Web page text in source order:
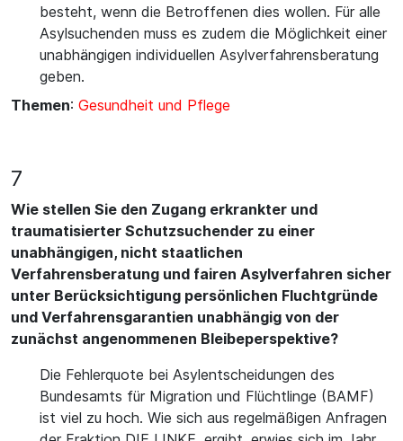
besteht, wenn die Betroffenen dies wollen. Für alle
Asylsuchenden muss es zudem die Möglichkeit einer
unabhängigen individuellen Asylverfahrensberatung
geben.
Themen: Gesundheit und Pflege
7
Wie stellen Sie den Zugang erkrankter und
traumatisierter Schutzsuchender zu einer
unabhängigen, nicht staatlichen
Verfahrensberatung und fairen Asylverfahren sicher
unter Berücksichtigung persönlichen Fluchtgründe
und Verfahrensgarantien unabhängig von der
zunächst angenommenen Bleibeperspektive?
Die Fehlerquote bei Asylentscheidungen des
Bundesamts für Migration und Flüchtlinge (BAMF)
ist viel zu hoch. Wie sich aus regelmäßigen Anfragen